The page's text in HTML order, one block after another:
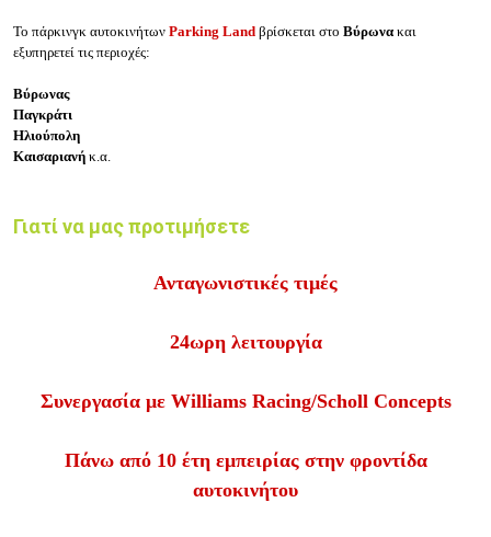
Το πάρκινγκ αυτοκινήτων Parking Land βρίσκεται στο Βύρωνα και
εξυπηρετεί τις περιοχές:
Βύρωνας
Παγκράτι
Ηλιούπολη
Καισαριανή κ.α.
Γιατί να μας προτιμήσετε
Ανταγωνιστικές τιμές
24ωρη λειτουργία
Συνεργασία με Williams Racing/Scholl Concepts
Πάνω από 10 έτη εμπειρίας στην φροντίδα
αυτοκινήτου